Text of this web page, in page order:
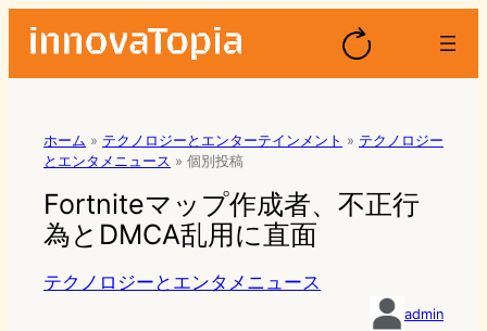
ホーム » テクノロジーとエンターテインメント » テクノロジー
とエンタメニュース » 個別投稿
Fortniteマップ作成者、不正行
為とDMCA乱用に直面
テクノロジーとエンタメニュース
admin